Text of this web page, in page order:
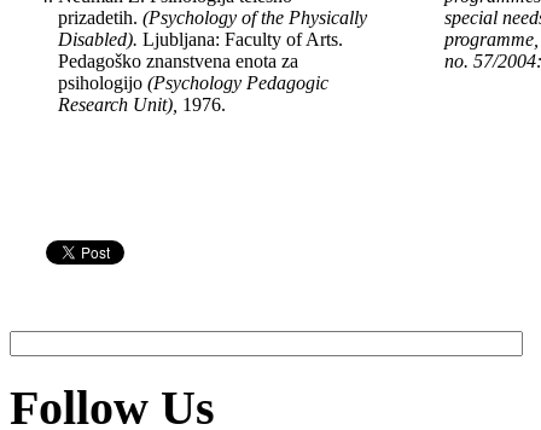
prizadetih. (Psy­chology of the Physically
Disabled). Ljub­ljana: Faculty of Arts.
Pedagoško znanstvena enota za
psihologijo (Psychology Pedagogic
Research Unit), 1976.
special
no. 57/
Follow Us